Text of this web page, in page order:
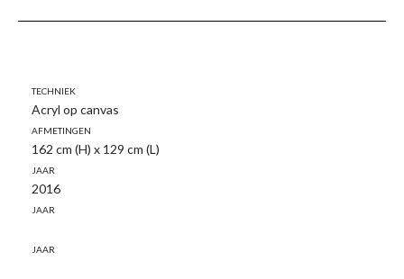
Techniek
Acryl op canvas
Afmetingen
162 cm (H) x 129 cm (L)
Jaar
2016
Jaar
Jaar